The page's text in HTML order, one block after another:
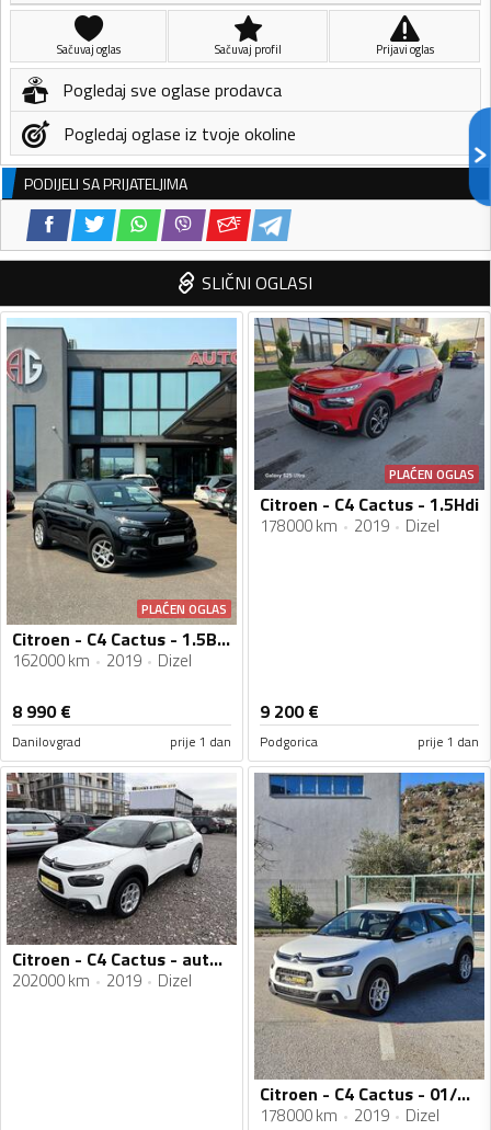
Sačuvaj oglas Sačuvaj profil Prijavi oglas
Pogledaj sve oglase prodavca
Pogledaj oglase iz tvoje okoline
PODIJELI SA PRIJATELJIMA
SLIČNI OGLASI
PLAĆEN OGLAS
Citroen - C4 Cactus - 1.5BlueHDi 100KS FACELIFT
162000 km 2019 Dizel
8 990€
Danilovgrad prije 1 dan
PLAĆEN OGLAS
Citroen - C4 Cactus - 1.5Hdi
178000 km 2019 Dizel
9 200€
Podgorica prije 1 dan
Citroen - C4 Cactus - automatik
202000 km 2019 Dizel
Citroen - C4 Cactus - 01/2020god
178000 km 2019 Dizel